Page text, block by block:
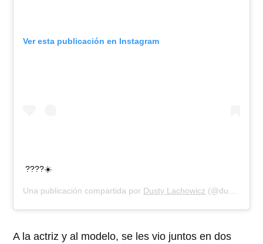
Ver esta publicación en Instagram
????☀️
Una publicación compartida por Dusty Lachowicz (@dusty__dusty) el
A la actriz y al modelo, se les vio juntos en dos